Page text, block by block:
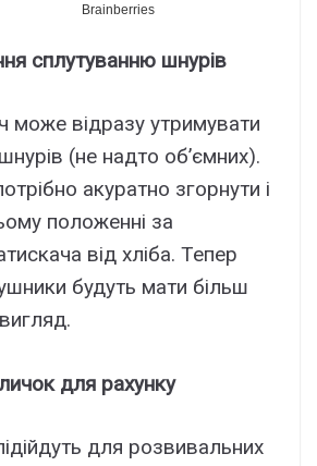
сплутуванню шнурів
може відразу утримувати
(не надто об’ємних).
акуратно згорнути і
положенні за
від хліба. Тепер
будуть мати більш
для рахунку
для розвивальних